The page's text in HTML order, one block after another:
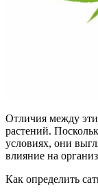
Отличия между
растений.
условиях, они
влияние на
Как определить